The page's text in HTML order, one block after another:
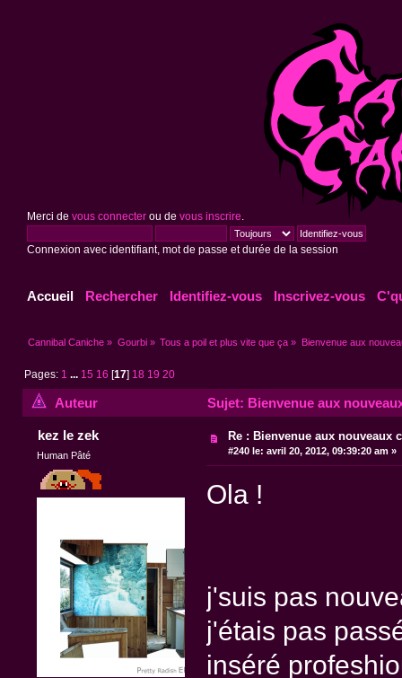
Merci de vous connecterou de vous inscrire
Connexion avec identifiant, mot de passe et durée de la session
Accueil Rechercher Identifiez-vous Inscrivez-vous
Cannibal Caniche » Gourbi» Tous a poil et plus vite que ça » Bienvenue aux
Pages: 1 ... 15 16 [17] 18 19 20
Auteur Sujet: Bienvenue aux
kez le zek
Human Pâté
Re : Bienvenue aux nouveaux
#240 le: avril 20, 2012, 09:39:20 am »
Ola !
j'suis pas
j'étais pas
inséré